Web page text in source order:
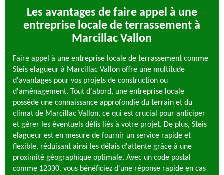
Les avantages de faire appel à une
entreprise locale de terrassement à
Marcillac Vallon
Faire appel à une entreprise locale de terrassement comme
Steis elagueur à Marcillac Vallon offre une multitude
d'avantages pour vos projets de construction ou
d'aménagement. Tout d'abord, une entreprise locale
possède une connaissance approfondie du terrain et du
climat de Marcillac Vallon, ce qui est crucial pour anticiper
et gérer les éventuels défis liés à votre projet. De plus, Steis
elagueur est en mesure de fournir un service rapide et
flexible, réduisant ainsi les délais d'attente grâce à une
proximité géographique optimale. Avec un code postal
comme 12330, vous bénéficiez d'une réponse rapide en cas